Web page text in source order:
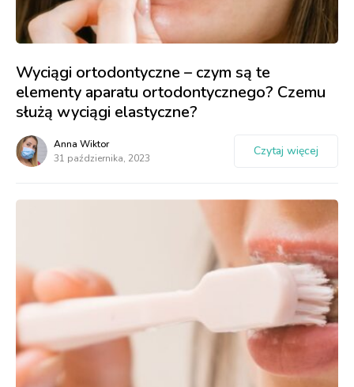
Wyciągi ortodontyczne – czym są te
elementy aparatu ortodontycznego? Czemu
służą wyciągi elastyczne?
Anna Wiktor
31 października, 2023
Czytaj więcej